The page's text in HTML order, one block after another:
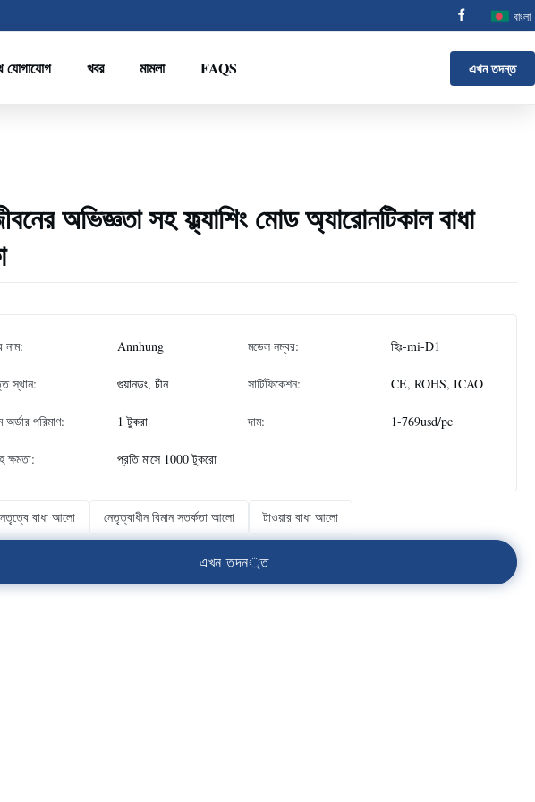
বাংলা
যোগাযোগ খবর মামলা FAQS এখন তদন্ত
অভিজ্ঞতা সহ ফ্ল্যাশিং মোড অ্যারোনটিকাল বাধা
নাম: Annhung মডেল নম্বর: হিঃ-mi-D1
স্থান: গুয়ানডং, চীন সার্টিফিকেশন: CE, ROHS, ICAO
পরিমাণ: 1 টুকরা দাম: 1-769usd/pc
ক্ষমতা: প্রতি মাসে 1000 টুকরো
বাধা আলো নেতৃত্বাধীন বিমান সতর্কতা আলো টাওয়ার বাধা আলো
এখন তদন্ত